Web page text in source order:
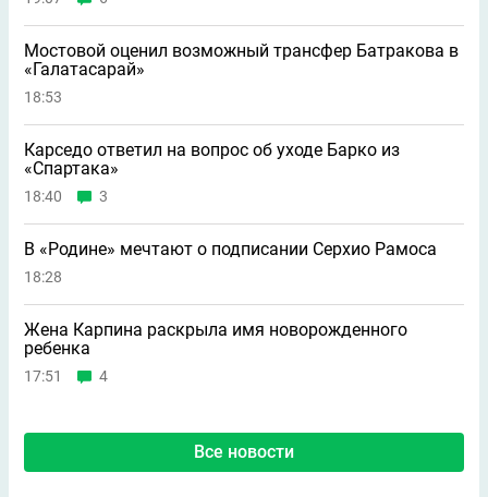
Мостовой оценил возможный трансфер Батракова в
«Галатасарай»
18:53
Карседо ответил на вопрос об уходе Барко из
«Спартака»
18:40 3
В «Родине» мечтают о подписании Серхио Рамоса
18:28
Жена Карпина раскрыла имя новорождeнного
ребeнка
17:51 4
Все новости